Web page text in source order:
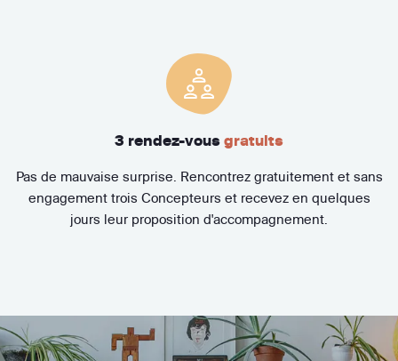
3 rendez-vous gratuits
Pas de mauvaise surprise. Rencontrez gratuitement et sans
engagement trois Concepteurs et recevez en quelques
jours leur proposition d'accompagnement.